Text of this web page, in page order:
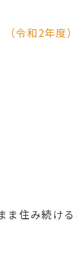
令和2年度）
住み続ける